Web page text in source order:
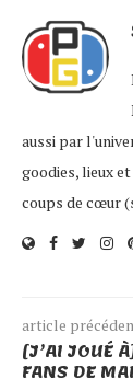
aussi par
goodies, lieux
coups de cœur
article
[J’AI JOUÉ
FANS DE